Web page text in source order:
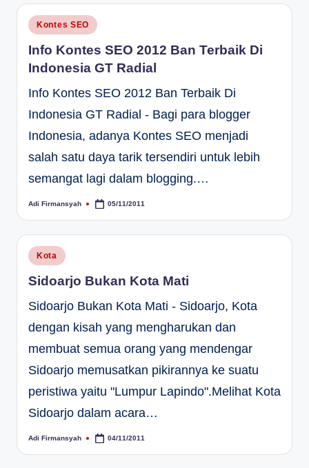
Posted
in
Kontes SEO
Info Kontes SEO 2012 Ban Terbaik Di
Indonesia GT Radial
Info Kontes SEO 2012 Ban Terbaik Di
Indonesia GT Radial - Bagi para blogger
Indonesia, adanya Kontes SEO menjadi
salah satu daya tarik tersendiri untuk lebih
semangat lagi dalam blogging.…
Posted
Adi Firmansyah 05/11/2011
Posted
in
Kota
Sidoarjo Bukan Kota Mati
Sidoarjo Bukan Kota Mati - Sidoarjo, Kota
dengan kisah yang mengharukan dan
membuat semua orang yang mendengar
Sidoarjo memusatkan pikirannya ke suatu
peristiwa yaitu "Lumpur Lapindo".Melihat Kota
Sidoarjo dalam acara…
Posted
Adi Firmansyah 04/11/2011